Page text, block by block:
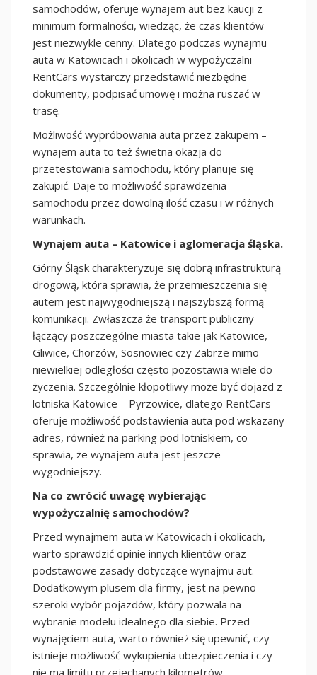
samochodów, oferuje wynajem aut bez kaucji z
minimum formalności, wiedząc, że czas klientów
jest niezwykle cenny. Dlatego podczas wynajmu
auta w Katowicach i okolicach w wypożyczalni
RentCars wystarczy przedstawić niezbędne
dokumenty, podpisać umowę i można ruszać w
trasę.
Możliwość wypróbowania auta przez zakupem –
wynajem auta to też świetna okazja do
przetestowania samochodu, który planuje się
zakupić. Daje to możliwość sprawdzenia
samochodu przez dowolną ilość czasu i w różnych
warunkach.
Wynajem auta – Katowice i aglomeracja śląska.
Górny Śląsk charakteryzuje się dobrą infrastrukturą
drogową, która sprawia, że przemieszczenia się
autem jest najwygodniejszą i najszybszą formą
komunikacji. Zwłaszcza że transport publiczny
łączący poszczególne miasta takie jak Katowice,
Gliwice, Chorzów, Sosnowiec czy Zabrze mimo
niewielkiej odległości często pozostawia wiele do
życzenia. Szczególnie kłopotliwy może być dojazd z
lotniska Katowice – Pyrzowice, dlatego RentCars
oferuje możliwość podstawienia auta pod wskazany
adres, również na parking pod lotniskiem, co
sprawia, że wynajem auta jest jeszcze
wygodniejszy.
Na co zwrócić uwagę wybierając
wypożyczalnię samochodów?
Przed wynajmem auta w Katowicach i okolicach,
warto sprawdzić opinie innych klientów oraz
podstawowe zasady dotyczące wynajmu aut.
Dodatkowym plusem dla firmy, jest na pewno
szeroki wybór pojazdów, który pozwala na
wybranie modelu idealnego dla siebie. Przed
wynajęciem auta, warto również się upewnić, czy
istnieje możliwość wykupienia ubezpieczenia i czy
nie ma limitu przejechanych kilometrów.